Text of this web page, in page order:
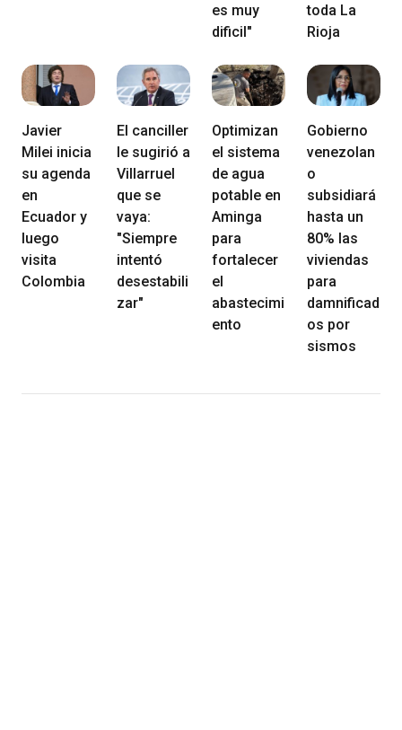
es muy
dificil"
toda La
Rioja
Javier
Milei inicia
su agenda
en
Ecuador y
luego
visita
Colombia
El canciller
le sugirió a
Villarruel
que se
vaya:
"Siempre
intentó
desestabili
zar"
Optimizan
el sistema
de agua
potable en
Aminga
para
fortalecer
el
abastecimi
ento
Gobierno
venezolan
o
subsidiará
hasta un
80% las
viviendas
para
damnificad
os por
sismos